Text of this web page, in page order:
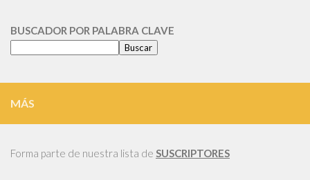
BUSCADOR POR PALABRA CLAVE
Buscar
MÁS
Forma parte de nuestra lista de SUSCRIPTORES